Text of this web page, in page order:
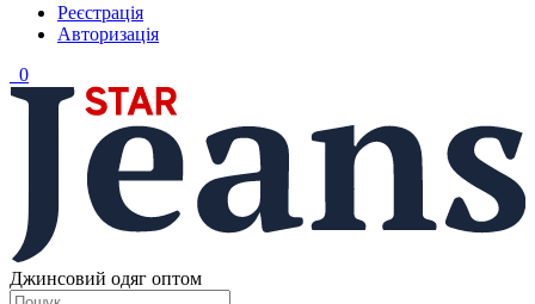
Реєстрація
Авторизація
0
Джинсовий одяг оптом